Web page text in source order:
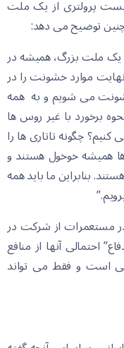
پرولتری از یک ملت
توضیح می دهد:
یک ملت بزرگ، همیشه در
موارد خشونت را در
می شویم و به همه
برخورد با غیر روس ها
چگونه تاتاری ها را
همیشه خوخول هستند و
بنابراین ما باید همه
در مستعمرات از شرکت در
احتمالی آنها از منافع
است و فقط می تواند